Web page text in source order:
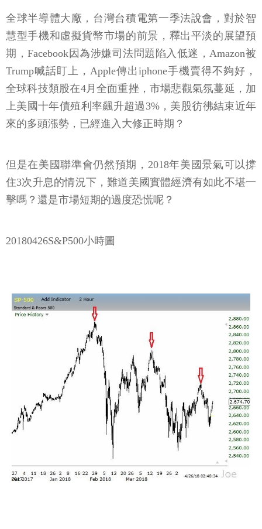
全球半導體大廠，台灣台積電第一季法說會，對於智
慧型手機和虛擬貨幣市場的前景，釋出平淡的展望預
期，Facebook因為涉嫌司法問題陷入低迷，Amazon被
Trump喊話盯上，Apple傳出iphone手機賣得不夠好，
全球科技類股在4月全面重挫，市場悲觀氣氛蔓延，加
上美國十年債殖利率飆升超過3%，美股彷彿結束近年
來的多頭漲勢，已經進入大修正時期？
但是在美國聯準會仍然預期，2018年美國景氣可以撐
住3次升息的情況下，難道美國實體經濟有如此不堪一
擊嗎？還是市場短期的過度恐慌呢？
20180426S&P500小時圖